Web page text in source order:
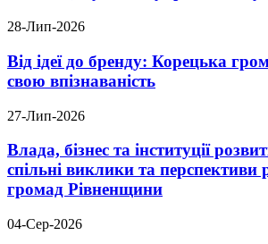
28-Лип-2026
Від ідеї до бренду: Корецька
свою впізнаваність
27-Лип-2026
Влада, бізнес та інституції
спільні виклики та перспективи
громад Рівненщини
04-Сер-2026